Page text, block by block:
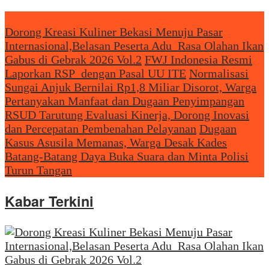
Dorong Kreasi Kuliner Bekasi Menuju Pasar
Internasional,Belasan Peserta Adu Rasa Olahan Ikan
Gabus di Gebrak 2026 Vol.2 FWJ Indonesia Resmi
Laporkan RSP dengan Pasal UU ITE Normalisasi
Sungai Anjuk Bernilai Rp1,8 Miliar Disorot, Warga
Pertanyakan Manfaat dan Dugaan Penyimpangan
RSUD Tarutung Evaluasi Kinerja, Dorong Inovasi
dan Percepatan Pembenahan Pelayanan Dugaan
Kasus Asusila Memanas, Warga Desak Kades
Batang-Batang Daya Buka Suara dan Minta Polisi
Turun Tangan
Kabar Terkini